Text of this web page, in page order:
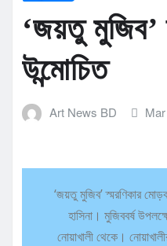
‘জয়তু মুজিব’
উন্মোচিত
Art News BD
‘জয়তু মুজিব’ স্মরণিকার
হাসিনা। মুজিববর্ষ
নোয়াখালী থেকে।